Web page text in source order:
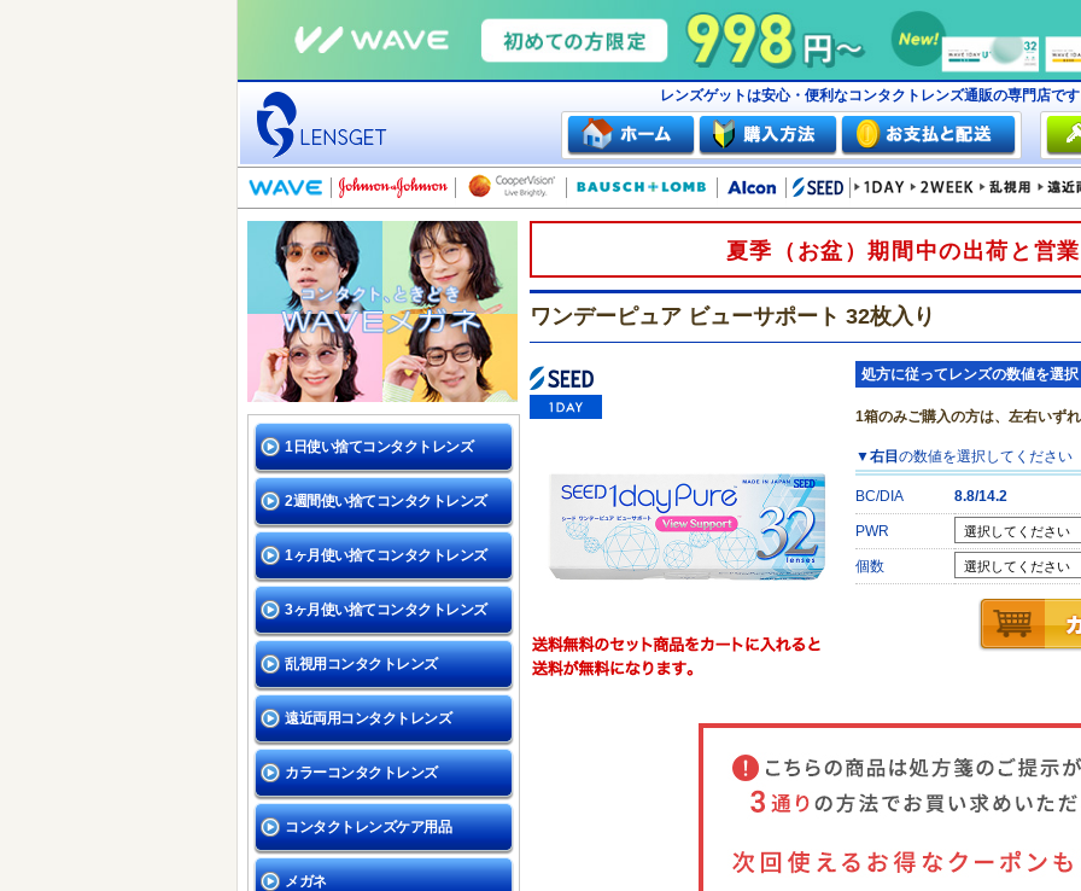
レンズゲットは安心・便利なコンタクトレンズ通販の専門店で
1日使い捨てコンタクトレンズ
2週間使い捨てコンタクトレンズ
1ヶ月使い捨てコンタクトレンズ
3ヶ月使い捨てコンタクトレンズ
乱視用コンタクトレンズ
遠近両用コンタクトレンズ
カラーコンタクトレンズ
コンタクトレンズケア用品
メガネ
夏季（お盆）期間中の出荷と営
ワンデーピュア ビューサポート 32枚入り
処方に従ってレンズの数値を選
1箱のみご購入の方は、左右いず
▼右目の数値を選択してください
BC/DIA 8.8/14.2
PWR
個数